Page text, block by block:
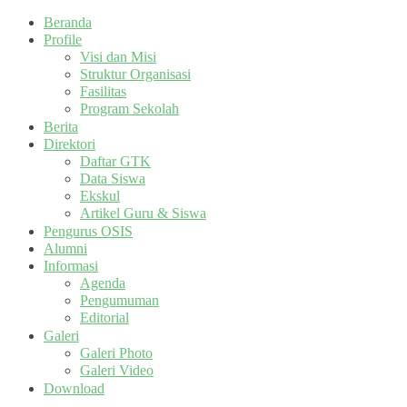
Beranda
Profile
Visi dan Misi
Struktur Organisasi
Fasilitas
Program Sekolah
Berita
Direktori
Daftar GTK
Data Siswa
Ekskul
Artikel Guru & Siswa
Pengurus OSIS
Alumni
Informasi
Agenda
Pengumuman
Editorial
Galeri
Galeri Photo
Galeri Video
Download